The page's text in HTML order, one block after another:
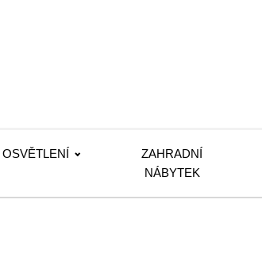
OSVĚTLENÍ
ZAHRADNÍ
NÁBYTEK